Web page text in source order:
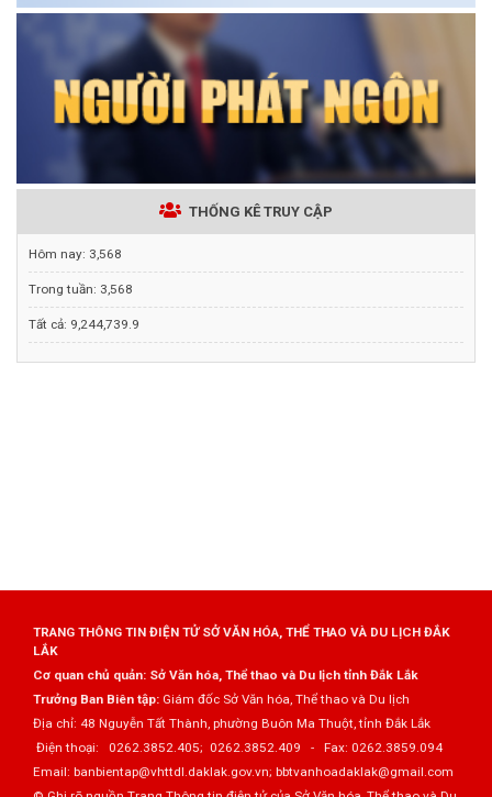
THỐNG KÊ TRUY CẬP
Hôm nay: 3,568
Trong tuần: 3,568
Tất cả: 9,244,739.9
TRANG THÔNG TIN ĐIỆN TỬ SỞ VĂN HÓA, THỂ THAO VÀ DU LỊCH ĐẮK
LẮK
Cơ quan chủ quản: Sở Văn hóa, Thể thao và Du lịch tỉnh Đắk Lắk
Trưởng Ban Biên tập: Giám đốc Sở Văn hóa, Thể thao và Du lịch
Địa chỉ: 48 Nguyễn Tất Thành, phường Buôn Ma Thuột, tỉnh Đắk Lắk
Điện thoại: 0262.3852.405; 0262.3852.409 - Fax: 0262.3859.094
Email: banbientap@vhttdl.daklak.gov.vn; bbtvanhoadaklak@gmail.com